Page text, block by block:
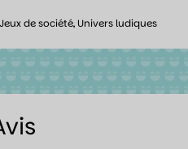
Jeux de société, Univers ludiques